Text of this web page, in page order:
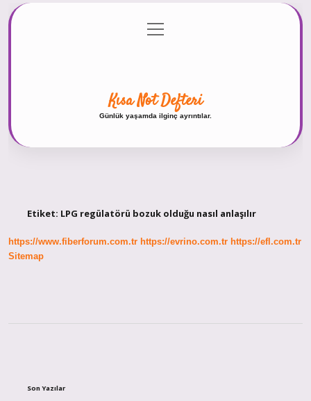
Gizlilik Politikası
menüyü
aç
Kısa Not Defteri
Günlük yaşamda ilginç ayrıntılar.
Etiket: LPG regülatörü bozuk olduğu nasıl anlaşılır
https://www.fiberforum.com.tr https://evrino.com.tr https://efl.com.tr
Sitemap
Son Yazılar